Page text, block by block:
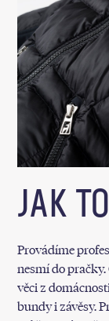
JAK
Provádíme
nesmí do
věci z
bundy i závěsy.